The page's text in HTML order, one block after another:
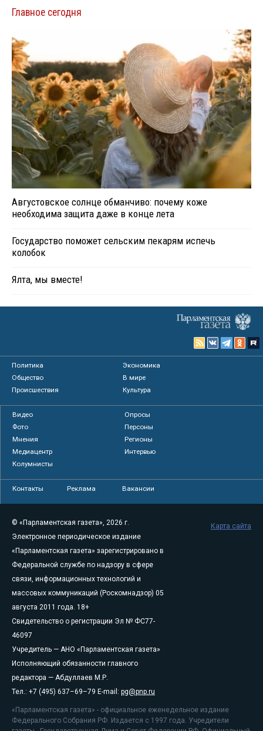
Главное сегодня
Августовское солнце обманчиво: почему коже
необходима защита даже в конце лета
Государство поможет сельским пекарям испечь
колобок
Ялта, мы вместе!
Политика
Экономика
Общество
В мире
Происшествия
Культура
Видео
Опросы
Фото
Персоны
Мнения
Регионы
Медиацентр
Интервью
Колумнисты
Контакты Реклама Вакансии
© «Парламентская газета», 2026 г.
Электронное периодическое издание
«Парламентская газета» зарегистрировано в
Федеральной службе по надзору в сфере
связи, информационных технологий и
массовых коммуникаций (Роскомнадзор) 05
августа 2011 года. 18+
Свидетельство о регистрации Эл № ФС77-
46097
Учредитель — АНО «Парламентская газета»
Исполняющий обязанности главного
редактора — Абдуллаев М.Р.
Тел.: +7 (495) 637–69–79 E-mail: pg@pnp.ru
«Парламентская газета» - официальное еженедельное издание
Федерального Собрания РФ. Издается с 1997 года. Учредители
Карта сайта